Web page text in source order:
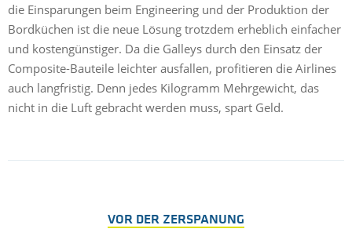
die Einsparungen beim Engineering und der Produktion der
Bordküchen ist die neue Lösung trotzdem erheblich einfacher
und kostengünstiger. Da die Galleys durch den Einsatz der
Composite-Bauteile leichter ausfallen, profitieren die Airlines
auch langfristig. Denn jedes Kilogramm Mehrgewicht, das
nicht in die Luft gebracht werden muss, spart Geld.
VOR DER ZERSPANUNG